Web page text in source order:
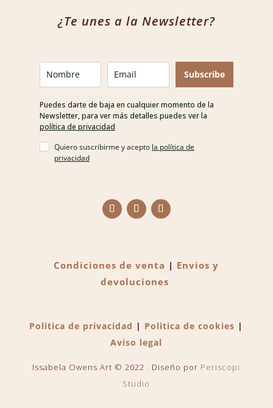
¿Te unes a la Newsletter?
Subscribe
Puedes darte de baja en cualquier momento de la
Newsletter, para ver más detalles puedes ver la
política de privacidad
Quiero suscribirme y acepto la política de
privacidad
Condiciones de venta | Envios y
devoluciones
Politica de privacidad | Politica de cookies |
Aviso legal
Issabela Owens Art © 2022 . Diseño por Periscopi
Studio